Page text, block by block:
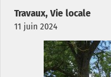
Travaux, Vie locale
11 juin 2024